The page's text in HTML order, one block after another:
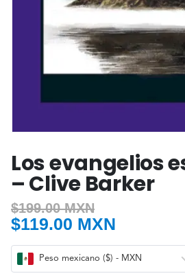
Los evangelios
– Clive Barker
$199.00 MXN
$119.00 MXN
Peso mexicano ($) - MXN